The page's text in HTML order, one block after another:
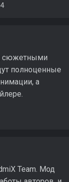
сюжетными
полноценные
а
Team. Мод